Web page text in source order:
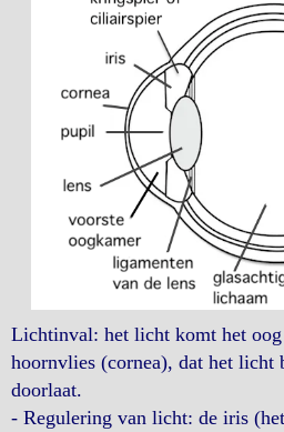
Lichtinval: het licht komt het
hoornvlies (cornea), dat het licht
doorlaat.
- Regulering van licht: de iris